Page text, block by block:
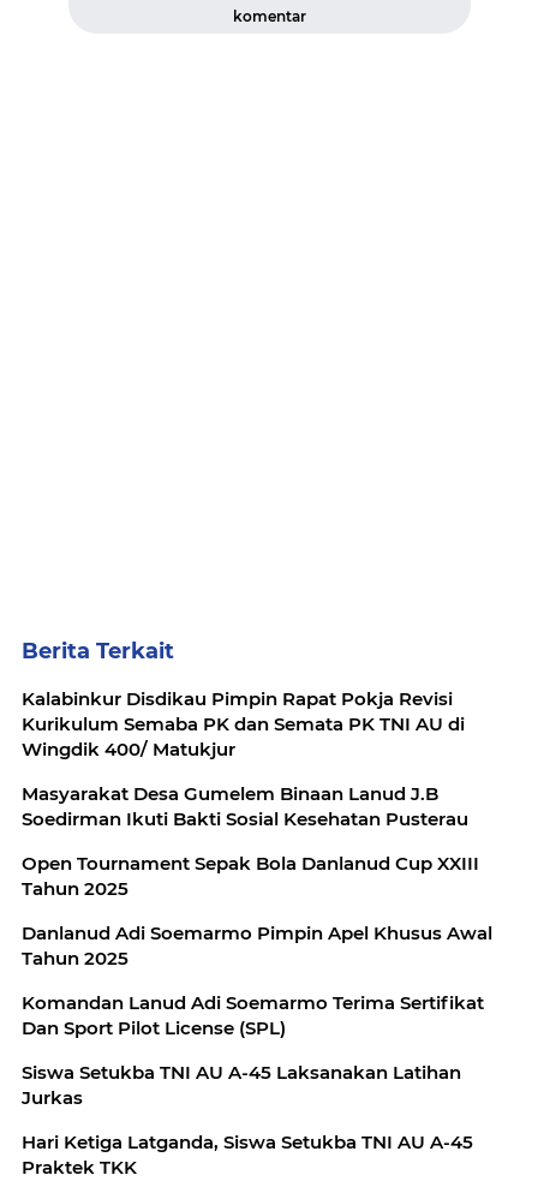
komentar
Berita Terkait
Kalabinkur Disdikau Pimpin Rapat Pokja Revisi
Kurikulum Semaba PK dan Semata PK TNI AU di
Wingdik 400/ Matukjur
Masyarakat Desa Gumelem Binaan Lanud J.B
Soedirman Ikuti Bakti Sosial Kesehatan Pusterau
Open Tournament Sepak Bola Danlanud Cup XXIII
Tahun 2025
Danlanud Adi Soemarmo Pimpin Apel Khusus Awal
Tahun 2025
Komandan Lanud Adi Soemarmo Terima Sertifikat
Dan Sport Pilot License (SPL)
Siswa Setukba TNI AU A-45 Laksanakan Latihan
Jurkas
Hari Ketiga Latganda, Siswa Setukba TNI AU A-45
Praktek TKK